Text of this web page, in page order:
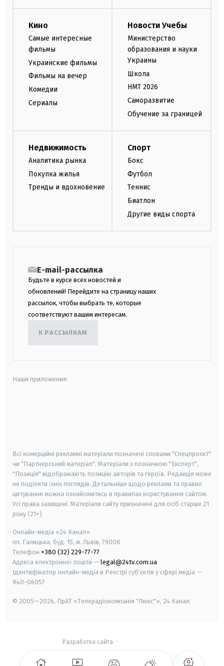
Кино
Самые интересные
фильмы
Украинские фильмы
Фильмы на вечер
Комедии
Сериалы
Новости Учебы
Министерство
образования и науки
Украины
Школа
НМТ 2026
Саморазвитие
Обучение за границей
Недвижимость
Аналитика рынка
Покупка жилья
Тренды и вдохновение
Спорт
Бокс
Футбол
Теннис
Биатлон
Другие виды спорта
E-mail-рассылка
Будьте в курсе всех новостей и
обновлений! Перейдите на страницу наших
рассылок, чтобы выбрать те, которые
соответствуют вашим интересам.
К РАССЫЛКАМ
Наши приложения:
Всі комерційні рекламні матеріали позначені словами "Спецпроєкт"
чи "Партнерський матеріал". Матеріали з позначкою "Експерт",
"Позиція" відображають позицію авторів та героїв. Редакція може
не поділяти їхніх поглядів. Детальніше щодо реклами та правил
цитування можна ознайомитись в правилах користування сайтом.
Усі права захищені. Матеріали сайту призначені для осіб старше 21
року (21+)
Онлайн-медіа «24 Канал»
пл. Галицька, буд. 15, м. Львів, 79008
Телефон +380 (32) 229-77-77
Адреса електронної пошти — legal@24tv.com.ua
Ідентифікатор онлайн-медіа в Реєстрі суб'єктів у сфері медіа —
R40-06057
© 2005—2026, ПрАТ «Телерадіокомпанія "Люкс"», 24 Канал.
Разработка сайта -